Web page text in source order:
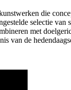
die
selectie
met
van de